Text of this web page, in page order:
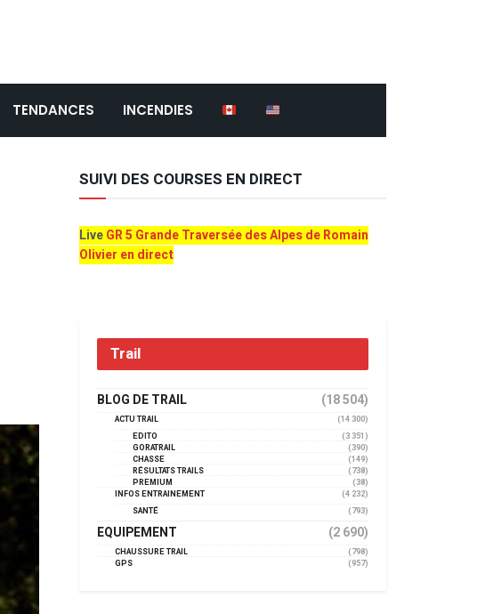
TENDANCES INCENDIES
SUIVI DES COURSES EN DIRECT
LiveGR 5 Grande Traversée des Alpes de Romain
Olivier en direct
Trail
BLOG DE TRAIL (18 504)
ACTU TRAIL
(14 300)
EDITO
(3 351)
GORATRAIL
(390)
CHASSE
(149)
RÉSULTATS TRAILS
(738)
PREMIUM
(38)
INFOS ENTRAINEMENT
(4 232)
SANTÉ
(793)
EQUIPEMENT (2 690)
CHAUSSURE TRAIL
(798)
GPS
(957)